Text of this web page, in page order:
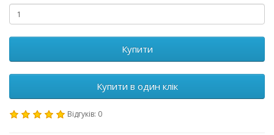
Купити
Купити в один клік
Відгуків: 0